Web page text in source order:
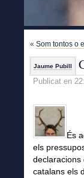
« Som tontos o
Jaume Pubill
Publicat en
És
els
catalans els